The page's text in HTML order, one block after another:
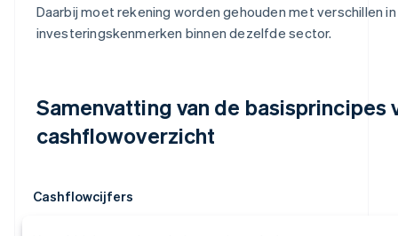
Daarbij moet rekening worden gehouden met verschillen
investeringskenmerken binnen dezelfde sector.
Samenvatting van de basisprincipes
cashflowoverzicht
Cashflowcijfers